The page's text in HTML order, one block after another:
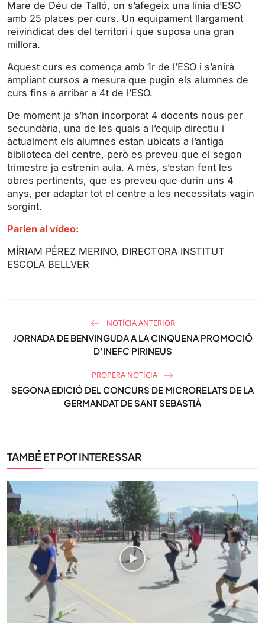
n
g
s
c
Mare de Déu de Talló, on s’afegeix una línia d’ESO
amb 25 places per curs. Un equipament llargament
reivindicat des del territori i que suposa una gran
millora.
Aquest curs es comença amb 1r de l’ESO i s’anirà
ampliant cursos a mesura que pugin els alumnes de
curs fins a arribar a 4t de l’ESO.
De moment ja s’han incorporat 4 docents nous per
secundària, una de les quals a l’equip directiu i
actualment els alumnes estan ubicats a l’antiga
biblioteca del centre, però es preveu que el segon
trimestre ja estrenin aula. A més, s’estan fent les
obres pertinents, que es preveu que durin uns 4
anys, per adaptar tot el centre a les necessitats vagin
sorgint.
Parlen al vídeo:
MÍRIAM PÉREZ MERINO, DIRECTORA INSTITUT
ESCOLA BELLVER
NOTÍCIA ANTERIOR
JORNADA DE BENVINGUDA A LA CINQUENA PROMOCIÓ
D’INEFC PIRINEUS
PROPERA NOTÍCIA
SEGONA EDICIÓ DEL CONCURS DE MICRORELATS DE LA
GERMANDAT DE SANT SEBASTIÀ
TAMBÉ ET POT INTERESSAR